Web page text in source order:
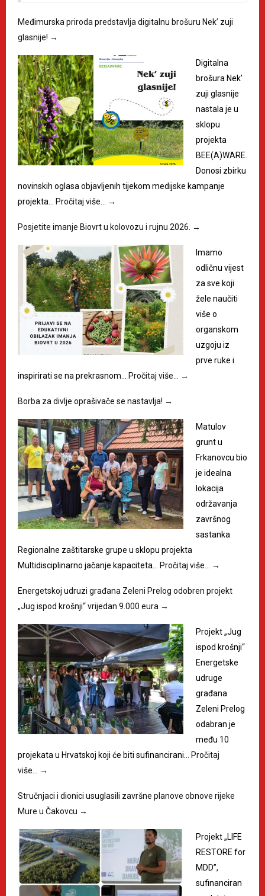
Međimurska priroda predstavlja digitalnu brošuru Nek’ zuji
glasnije! →
Digitalna
brošura Nek’
zuji glasnije
nastala je u
sklopu
projekta
BEE(A)WARE.
Donosi zbirku
novinskih oglasa objavljenih tijekom medijske kampanje
projekta…
Pročitaj više… →
Posjetite imanje Biovrt u kolovozu i rujnu 2026. →
Imamo
odličnu vijest
za sve koji
žele naučiti
više o
organskom
uzgoju iz
prve ruke i
inspirirati se na prekrasnom…
Pročitaj više… →
Borba za divlje oprašivače se nastavlja! →
Matulov
grunt u
Frkanovcu bio
je idealna
lokacija
održavanja
završnog
sastanka
Regionalne zaštitarske grupe u sklopu projekta
Multidisciplinarno jačanje kapaciteta…
Pročitaj više… →
Energetskoj udruzi građana Zeleni Prelog odobren projekt
„Jug ispod krošnji“ vrijedan 9.000 eura →
Projekt „Jug
ispod krošnji“
Energetske
udruge
građana
Zeleni Prelog
odabran je
među 10
projekata u Hrvatskoj koji će biti sufinancirani…
Pročitaj
više…
→
Stručnjaci i dionici usuglasili završne planove obnove rijeke
Mure u Čakovcu →
Projekt „LIFE
RESTORE for
MDD”,
sufinanciran